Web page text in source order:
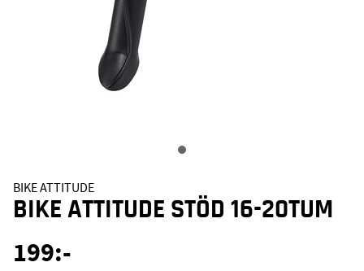
BIKE ATTITUDE
BIKE ATTITUDE STÖD 16-20TUM
199:-